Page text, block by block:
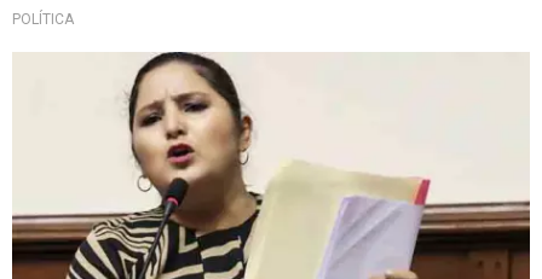
POLÍTICA